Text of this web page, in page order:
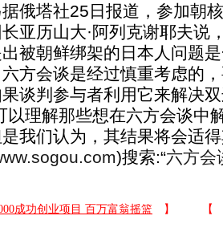
塔社25日报道，参加朝核
亚历山大·阿列克谢耶夫说
被朝鲜绑架的日本人问题
方会谈是经过慎重考虑的
谈判参与者利用它来解决
以理解那些想在六方会谈中
我们认为，其结果将会适得
)搜索:“六方会